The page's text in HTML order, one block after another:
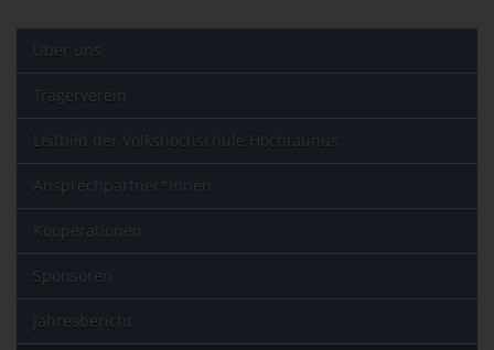
Über uns
Trägerverein
Leitbild der Volkshochschule Hochtaunus
Ansprechpartner*innen
Kooperationen
Sponsoren
Jahresbericht